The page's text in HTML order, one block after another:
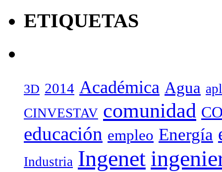
ETIQUETAS
3D 2014 Académica Agua
CINVESTAV comunidad
educación empleo Energía
Industria Ingenet